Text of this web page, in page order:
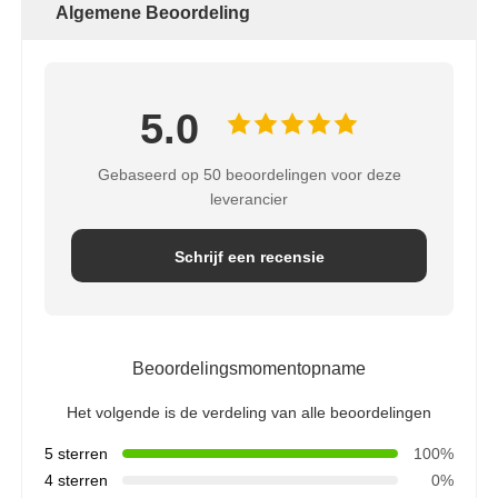
de patroon van de waterfilter
RO-membraan voor woonruimten
uvwatersterilisator
Industrieel RO-Membraan
RO membraanhuisvesting
Algemene Beoordeling
5.0
Gebaseerd op 50 beoordelingen voor deze
leverancier
Schrijf een recensie
Beoordelingsmomentopname
Het volgende is de verdeling van alle beoordelingen
5 sterren
100%
4 sterren
0%